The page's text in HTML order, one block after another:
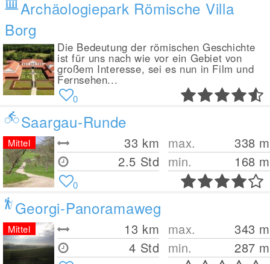
Archäologiepark Römische Villa
Borg
Die Bedeutung der römischen Geschichte
ist für uns nach wie vor ein Gebiet von
großem Interesse, sei es nun in Film und
Fernsehen...
0
Saargau-Runde
33 km
2.5 Std
max. 338 m
min.
168 m
Mittel
0
Georgi-Panoramaweg
13 km
4 Std
max. 343 m
min.
287 m
Mittel